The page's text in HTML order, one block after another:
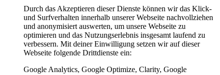
Durch das Akzeptieren dieser Dienste können wir das Klick-
und Surfverhalten innerhalb unserer Webseite nachvollziehen
und anonymisiert auswerten, um unsere Webseite zu
optimieren und das Nutzungserlebnis insgesamt laufend zu
verbessern. Mit deiner Einwilligung setzen wir auf dieser
Webseite folgende Drittdienste ein:
Google Analytics, Google Optimize, Clarity, Google